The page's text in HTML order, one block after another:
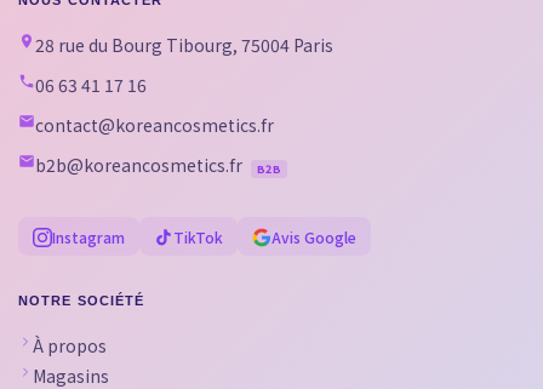
28 rue du Bourg Tibourg, 75004 Paris
06 63 41 17 16
contact@koreancosmetics.fr
b2b@koreancosmetics.fr
B2B
Instagram TikTok Avis Google
NOTRE SOCIÉTÉ
À propos
Magasins